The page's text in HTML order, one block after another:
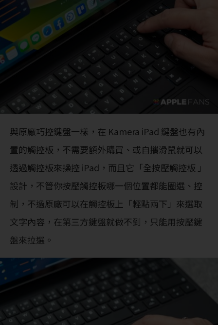
與原廠巧控鍵盤一樣，在 Kamera iPad 鍵盤也有內
置的觸控板，不需要額外購買、或自攜滑鼠就可以
透過觸控板來操控 iPad，而且它「全按壓觸控板 」
設計，不管你按壓觸控板哪一個位置都能圈選、控
制，不過原廠可以在觸控板上「輕點兩下」來選取
文字內容，在第三方鍵盤就做不到，只能用按壓鍵
盤來拉選。